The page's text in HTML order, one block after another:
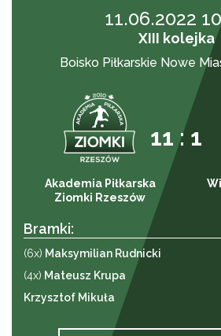
11.06.2022
XIII kolejka
Boisko Piłkarskie Nowe
11 : 1
Akademia Piłkarska
Ziomki Rzeszów
Bramki:
(6x) Maksymilian Rudnicki
(4x) Mateusz Krupa
Krzysztof Mikuła